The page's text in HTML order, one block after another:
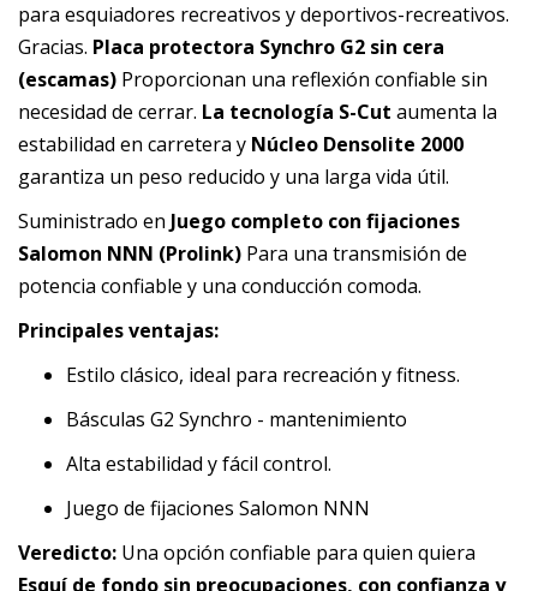
para esquiadores recreativos y deportivos-recreativos.
Gracias. Placa protectora Synchro G2 sin cera
(escamas) Proporcionan una reflexión confiable sin
necesidad de cerrar. La tecnología S-Cut aumenta la
estabilidad en carretera y Núcleo Densolite 2000
garantiza un peso reducido y una larga vida útil.
Suministrado en Juego completo con fijaciones
Salomon NNN (Prolink) Para una transmisión de
potencia confiable y una conducción comoda.
Principales ventajas:
Estilo clásico, ideal para recreación y fitness.
Básculas G2 Synchro - mantenimiento
Alta estabilidad y fácil control.
Juego de fijaciones Salomon NNN
Veredicto: Una opción confiable para quien quiera
Esquí de fondo sin preocupaciones, con confianza y